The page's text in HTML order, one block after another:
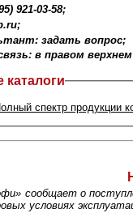
921-03-58;
задать вопрос;
в правом
каталоги
спектр продукции
сообщает о
условиях